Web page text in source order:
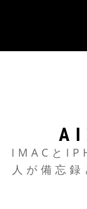
コ
IMACと
人が備忘